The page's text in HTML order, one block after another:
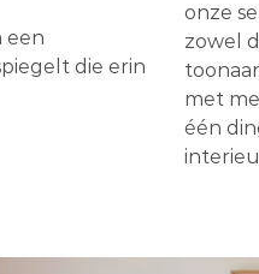
een
die erin
onze
zowel
met
één